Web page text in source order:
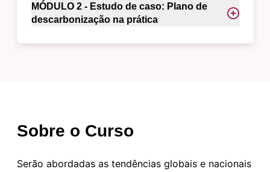
MÓDULO 2 - Estudo de caso: Plano de
descarbonização na prática
Sobre o Curso
Serão abordadas as tendências globais e nacionais